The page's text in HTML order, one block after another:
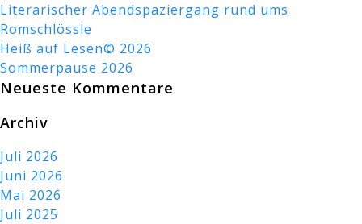
Literarischer Abendspaziergang rund ums
Romschlössle
Heiß auf Lesen© 2026
Sommerpause 2026
Neueste Kommentare
Archiv
Juli 2026
Juni 2026
Mai 2026
Juli 2025